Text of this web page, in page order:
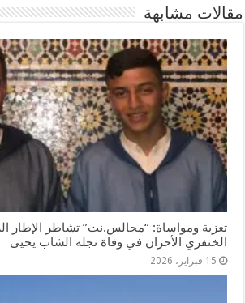
مقالات مشابهة
تعزية ومواساة: “مجالس.نت” تشاطر الإطار
الخنفري الأحزان في وفاة نجله الشاب يحيى
15 فبراير، 2026